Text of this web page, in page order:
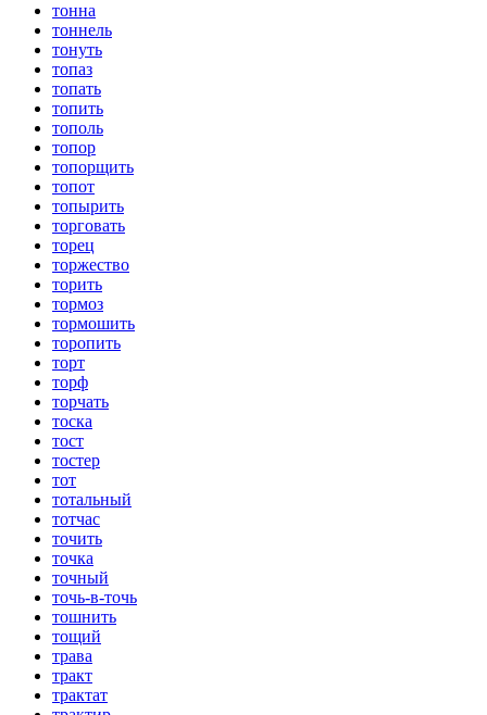
тонна
тоннель
тонуть
топаз
топать
топить
тополь
топор
топорщить
топот
топырить
торговать
торец
торжество
торить
тормоз
тормошить
торопить
торт
торф
торчать
тоска
тост
тостер
тот
тотальный
тотчас
точить
точка
точный
точь-в-точь
тошнить
тощий
трава
тракт
трактат